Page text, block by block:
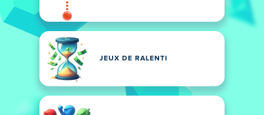
JEUX DE RALENTI